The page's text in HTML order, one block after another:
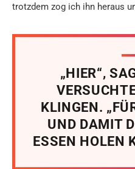
trotzdem zog ich ihn heraus
„HIER“,
KLINGEN.
UND DAMIT
ESSEN HOLEN